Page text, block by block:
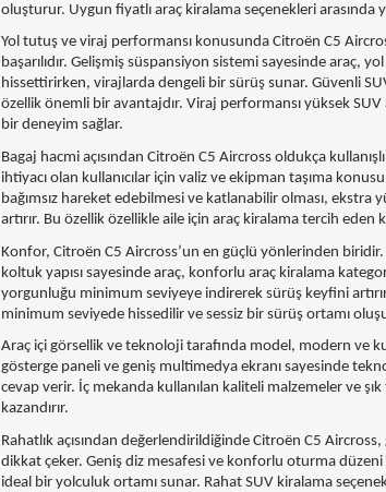
oluşturur. Uygun fiyatlı araç kiralama seçenekleri arasında
Yol tutuş ve viraj performansı konusunda Citroën C5
başarılıdır. Gelişmiş süspansiyon sistemi sayesinde araç,
hissettirirken, virajlarda dengeli bir sürüş sunar. Güvenli
özellik önemli bir avantajdır. Viraj performansı yüksek
bir deneyim sağlar.
Bagaj hacmi açısından Citroën C5 Aircross oldukça
ihtiyacı olan kullanıcılar için valiz ve ekipman taşıma
bağımsız hareket edebilmesi ve katlanabilir olması, ekstra
artırır. Bu özellik özellikle aile için araç kiralama tercih eden
Konfor, Citroën C5 Aircross’un en güçlü yönlerinden
koltuk yapısı sayesinde araç, konforlu araç kiralama
yorgunluğu minimum seviyeye indirerek sürüş keyfini
minimum seviyede hissedilir ve sessiz bir sürüş ortamı
Araç içi görsellik ve teknoloji tarafında model, modern ve
gösterge paneli ve geniş multimedya ekranı sayesinde
cevap verir. İç mekanda kullanılan kaliteli malzemeler ve
kazandırır.
Rahatlık açısından değerlendirildiğinde Citroën C5
dikkat çeker. Geniş diz mesafesi ve konforlu oturma
ideal bir yolculuk ortamı sunar. Rahat SUV kiralama